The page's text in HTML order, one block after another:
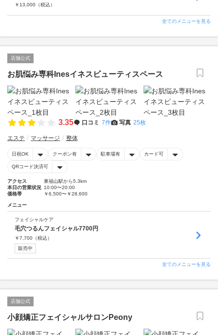
￥ 13,000 （税込）
全てのメニューを見る
店舗公式
お肌悩み専科Inesイネスビューティスペース
3.35 口コミ 7件 写真 25枚
エステ マッサージ 整体
日祝OK クーポン有 駐車場有 カード可
QRコード決済可
アクセス
東福山駅から5.3km
本日の営業状況 10:00〜20:00
価格帯
￥6,500〜￥28,600
メニュー
フェイシャルケア
毛穴つるんフェイシャル7700円
￥7,700 （税込）
販売中
全てのメニューを見る
店舗公式
小顔矯正フェイシャルサロンPeony